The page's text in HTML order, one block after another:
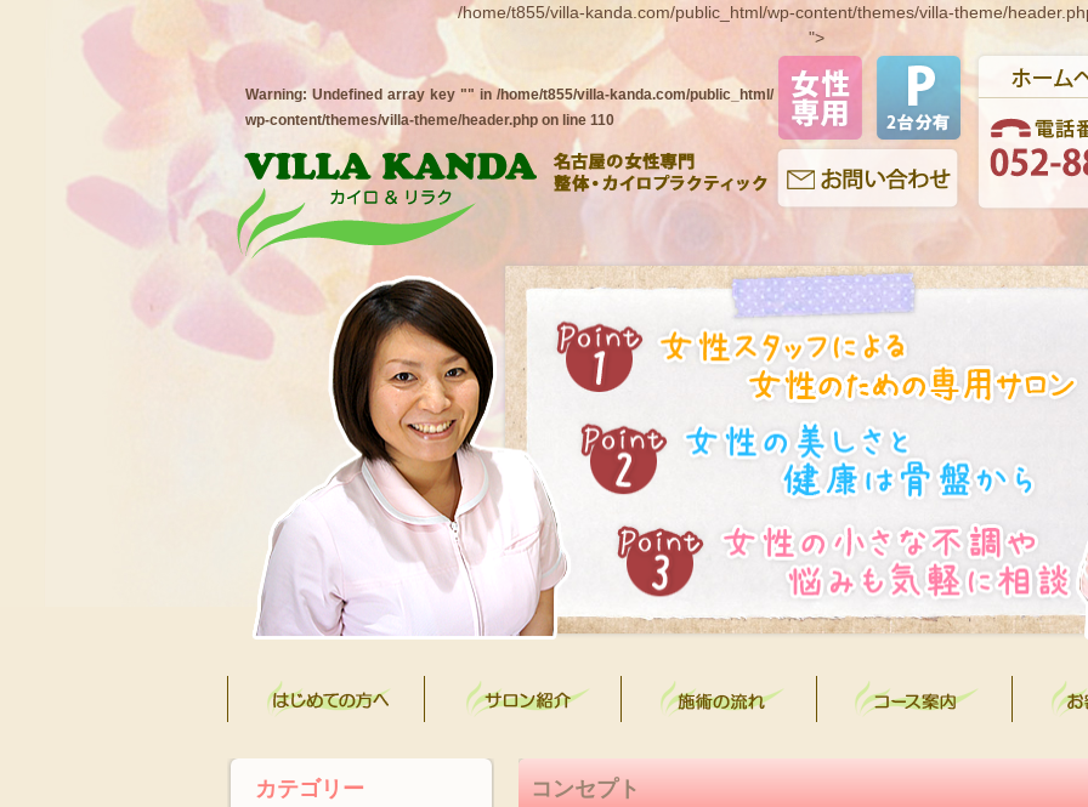
/home/t855/villa-kanda.com/public_html/wp-content/themes/villa-theme/
">
Warning: Undefined array key "" in /home/t855/villa-kanda.com/public_html/
wp-content/themes/villa-theme/header.php on line 110
カテゴリー コンセプト